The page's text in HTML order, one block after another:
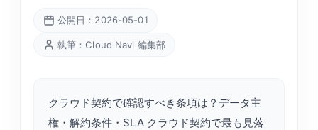
公開日：2026-05-01
執筆：Cloud Navi 編集部
クラウド契約で確認すべき条項は？データ主
権・解約条件・SLA クラウド契約で最も見落